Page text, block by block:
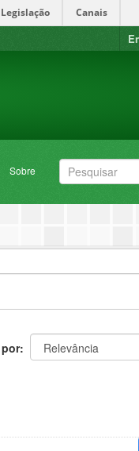
Legislação Canais
Sobre